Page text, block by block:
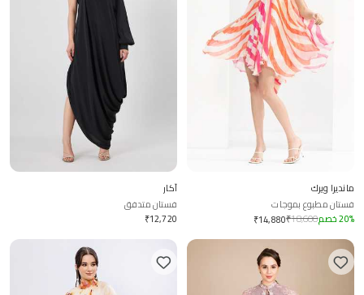
مانديرا ويرك
فستان مطبوع بموجات
₹14,880₹18,600 20% خصم
آكار
فستان متدفق
₹12,720